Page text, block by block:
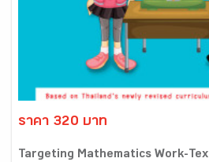
ราคา 320 บาท
Targeting Mathematics Work-